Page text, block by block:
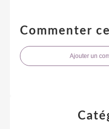
Commenter
Ajouter un